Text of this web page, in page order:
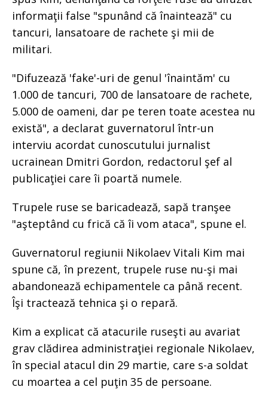
informaţii false "spunând că înaintează" cu
tancuri, lansatoare de rachete şi mii de
militari.
"Difuzează 'fake'-uri de genul 'înaintăm' cu
1.000 de tancuri, 700 de lansatoare de rachete,
5.000 de oameni, dar pe teren toate acestea nu
există", a declarat guvernatorul într-un
interviu acordat cunoscutului jurnalist
ucrainean Dmitri Gordon, redactorul şef al
publicaţiei care îi poartă numele.
Trupele ruse se baricadează, sapă tranşee
"aşteptând cu frică că îi vom ataca", spune el.
Guvernatorul regiunii Nikolaev Vitali Kim mai
spune că, în prezent, trupele ruse nu-şi mai
abandonează echipamentele ca până recent.
Îşi tractează tehnica şi o repară.
Kim a explicat că atacurile ruseşti au avariat
grav clădirea administraţiei regionale Nikolaev,
în special atacul din 29 martie, care s-a soldat
cu moartea a cel puţin 35 de persoane.